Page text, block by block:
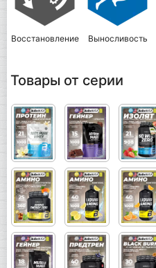
Восстановление Выносливость
Товары от серии